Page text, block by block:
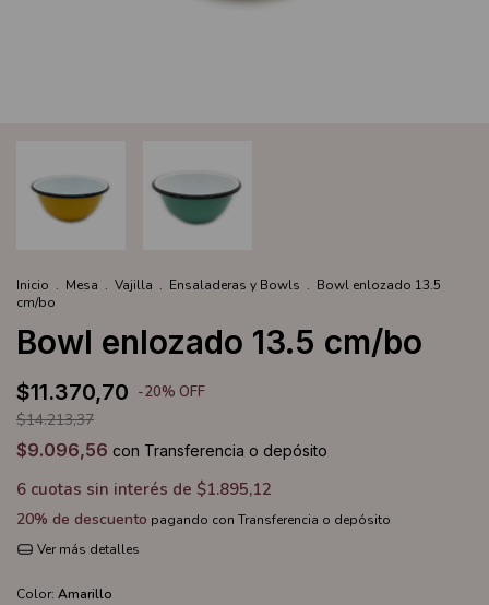
Inicio . Mesa . Vajilla . Ensaladeras y Bowls . Bowl enlozado 13.5
cm/bo
Bowl enlozado 13.5 cm/bo
$11.370,70 -20% OFF
$14.213,37
$9.096,56 con Transferencia o depósito
6 cuotas sin interés de $1.895,12
20% de descuento pagando con Transferencia o depósito
Ver más detalles
Color: Amarillo